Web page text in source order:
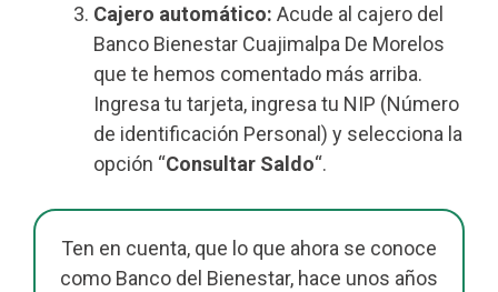
Cajero automático: Acude al cajero del
Banco Bienestar Cuajimalpa De Morelos
que te hemos comentado más arriba.
Ingresa tu tarjeta, ingresa tu NIP (Número
de identificación Personal) y selecciona la
opción “Consultar Saldo“.
Ten en cuenta, que lo que ahora se conoce
como Banco del Bienestar, hace unos años